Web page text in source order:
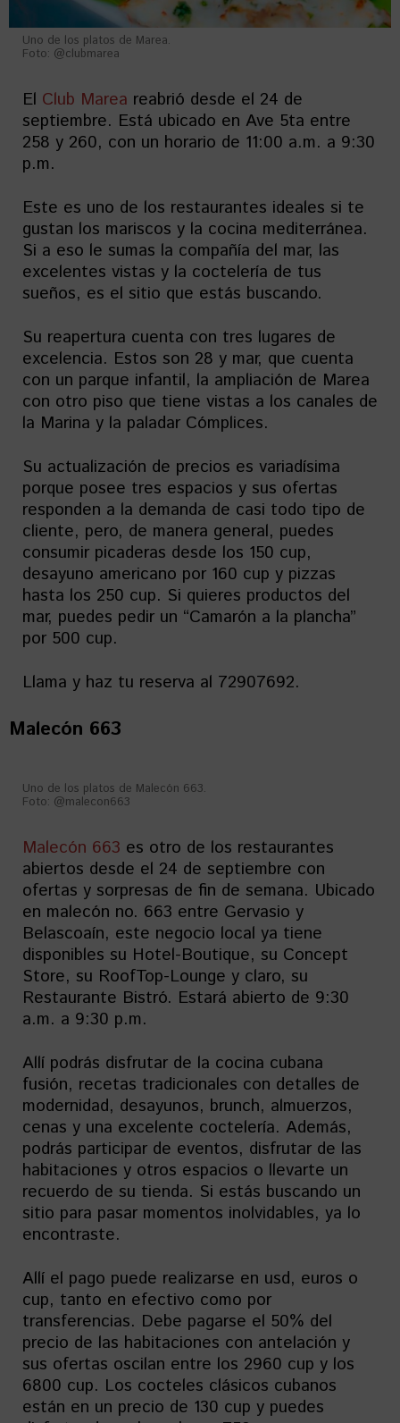
Uno de los platos de Marea.
Foto: @clubmarea
El Club Marea reabrió desde el 24 de
septiembre. Está ubicado en Ave 5ta entre
258 y 260, con un horario de 11:00 a.m. a 9:30
p.m.
Este es uno de los restaurantes ideales si te
gustan los mariscos y la cocina mediterránea.
Si a eso le sumas la compañía del mar, las
excelentes vistas y la coctelería de tus
sueños, es el sitio que estás buscando.
Su reapertura cuenta con tres lugares de
excelencia. Estos son 28 y mar, que cuenta
con un parque infantil, la ampliación de Marea
con otro piso que tiene vistas a los canales de
la Marina y la paladar Cómplices.
Su actualización de precios es variadísima
porque posee tres espacios y sus ofertas
responden a la demanda de casi todo tipo de
cliente, pero, de manera general, puedes
consumir picaderas desde los 150 cup,
desayuno americano por 160 cup y pizzas
hasta los 250 cup. Si quieres productos del
mar, puedes pedir un “Camarón a la plancha”
por 500 cup.
Llama y haz tu reserva al 72907692.
Malecón 663
Uno de los platos de Malecón 663.
Foto: @malecon663
Malecón 663 es otro de los restaurantes
abiertos desde el 24 de septiembre con
ofertas y sorpresas de fin de semana. Ubicado
en malecón no. 663 entre Gervasio y
Belascoaín, este negocio local ya tiene
disponibles su Hotel-Boutique, su Concept
Store, su RoofTop-Lounge y claro, su
Restaurante Bistró. Estará abierto de 9:30
a.m. a 9:30 p.m.
Allí podrás disfrutar de la cocina cubana
fusión, recetas tradicionales con detalles de
modernidad, desayunos, brunch, almuerzos,
cenas y una excelente coctelería. Además,
podrás participar de eventos, disfrutar de las
habitaciones y otros espacios o llevarte un
recuerdo de su tienda. Si estás buscando un
sitio para pasar momentos inolvidables, ya lo
encontraste.
Allí el pago puede realizarse en usd, euros o
cup, tanto en efectivo como por
transferencias. Debe pagarse el 50% del
precio de las habitaciones con antelación y
sus ofertas oscilan entre los 2960 cup y los
6800 cup. Los cocteles clásicos cubanos
están en un precio de 130 cup y puedes